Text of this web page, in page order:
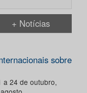
+ Notícias
sobre
a 24 de outubro,